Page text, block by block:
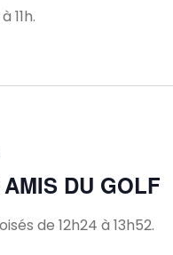
11h.
DU GOLF
de 12h24 à 13h52.